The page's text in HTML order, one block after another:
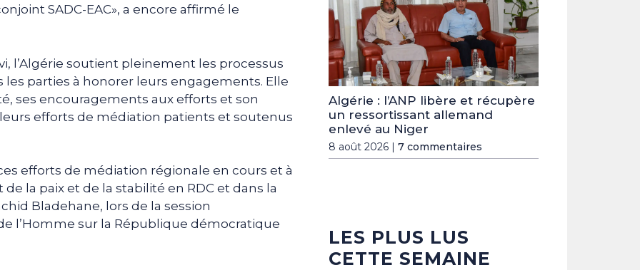
SADC-EAC», a encore affirmé le
l’Algérie soutient pleinement les processus
parties à honorer leurs engagements. Elle
ses encouragements aux efforts et son
leurs efforts de médiation patients et soutenus
efforts de médiation régionale en cours et à
la paix et de la stabilité en RDC et dans la
Bladehane, lors de la session
l’Homme sur la République démocratique
Algérie : l’ANP libère et récupère
un ressortissant allemand
enlevé au Niger
8 août 2026 | 7 commentaires
LES PLUS LUS
CETTE SEMAINE